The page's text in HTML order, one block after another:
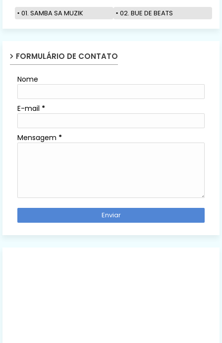
01. SAMBA SA MUZIK 02. BUE DE BEATS
FORMULÁRIO DE CONTATO
Nome
E-mail *
Mensagem *